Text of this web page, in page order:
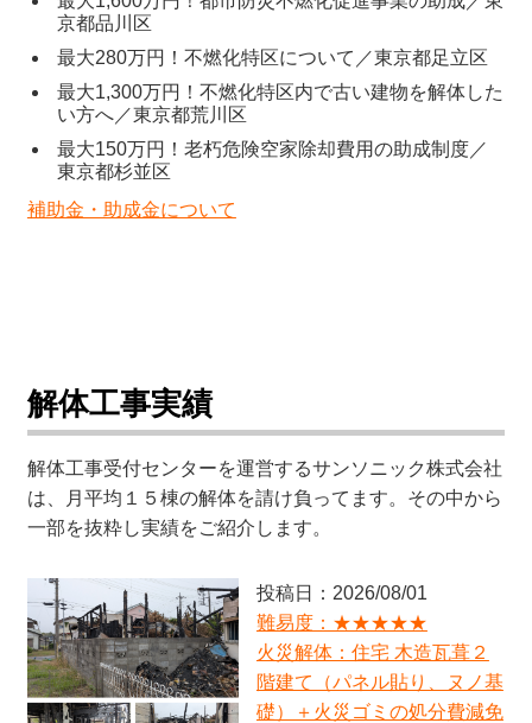
京都品川区
最大280万円！不燃化特区について／東京都足立区
最大1,300万円！不燃化特区内で古い建物を解体した
い方へ／東京都荒川区
最大150万円！老朽危険空家除却費用の助成制度／
東京都杉並区
補助金・助成金について
解体工事実績
解体工事受付センターを運営するサンソニック株式会社
は、月平均１５棟の解体を請け負ってます。その中から
一部を抜粋し実績をご紹介します。
投稿日：2026/08/01
難易度：★★★★★
火災解体：住宅 木造瓦葺２
階建て（パネル貼り、ヌノ基
礎）＋火災ゴミの処分費減免